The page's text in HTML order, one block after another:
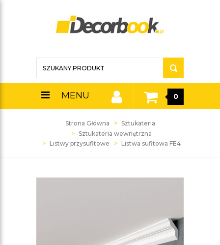
MENU 0
Strona Główna
Sztukateria
Sztukateria wewnętrzna
Listwy przysufitowe
Listwa sufitowa FE4